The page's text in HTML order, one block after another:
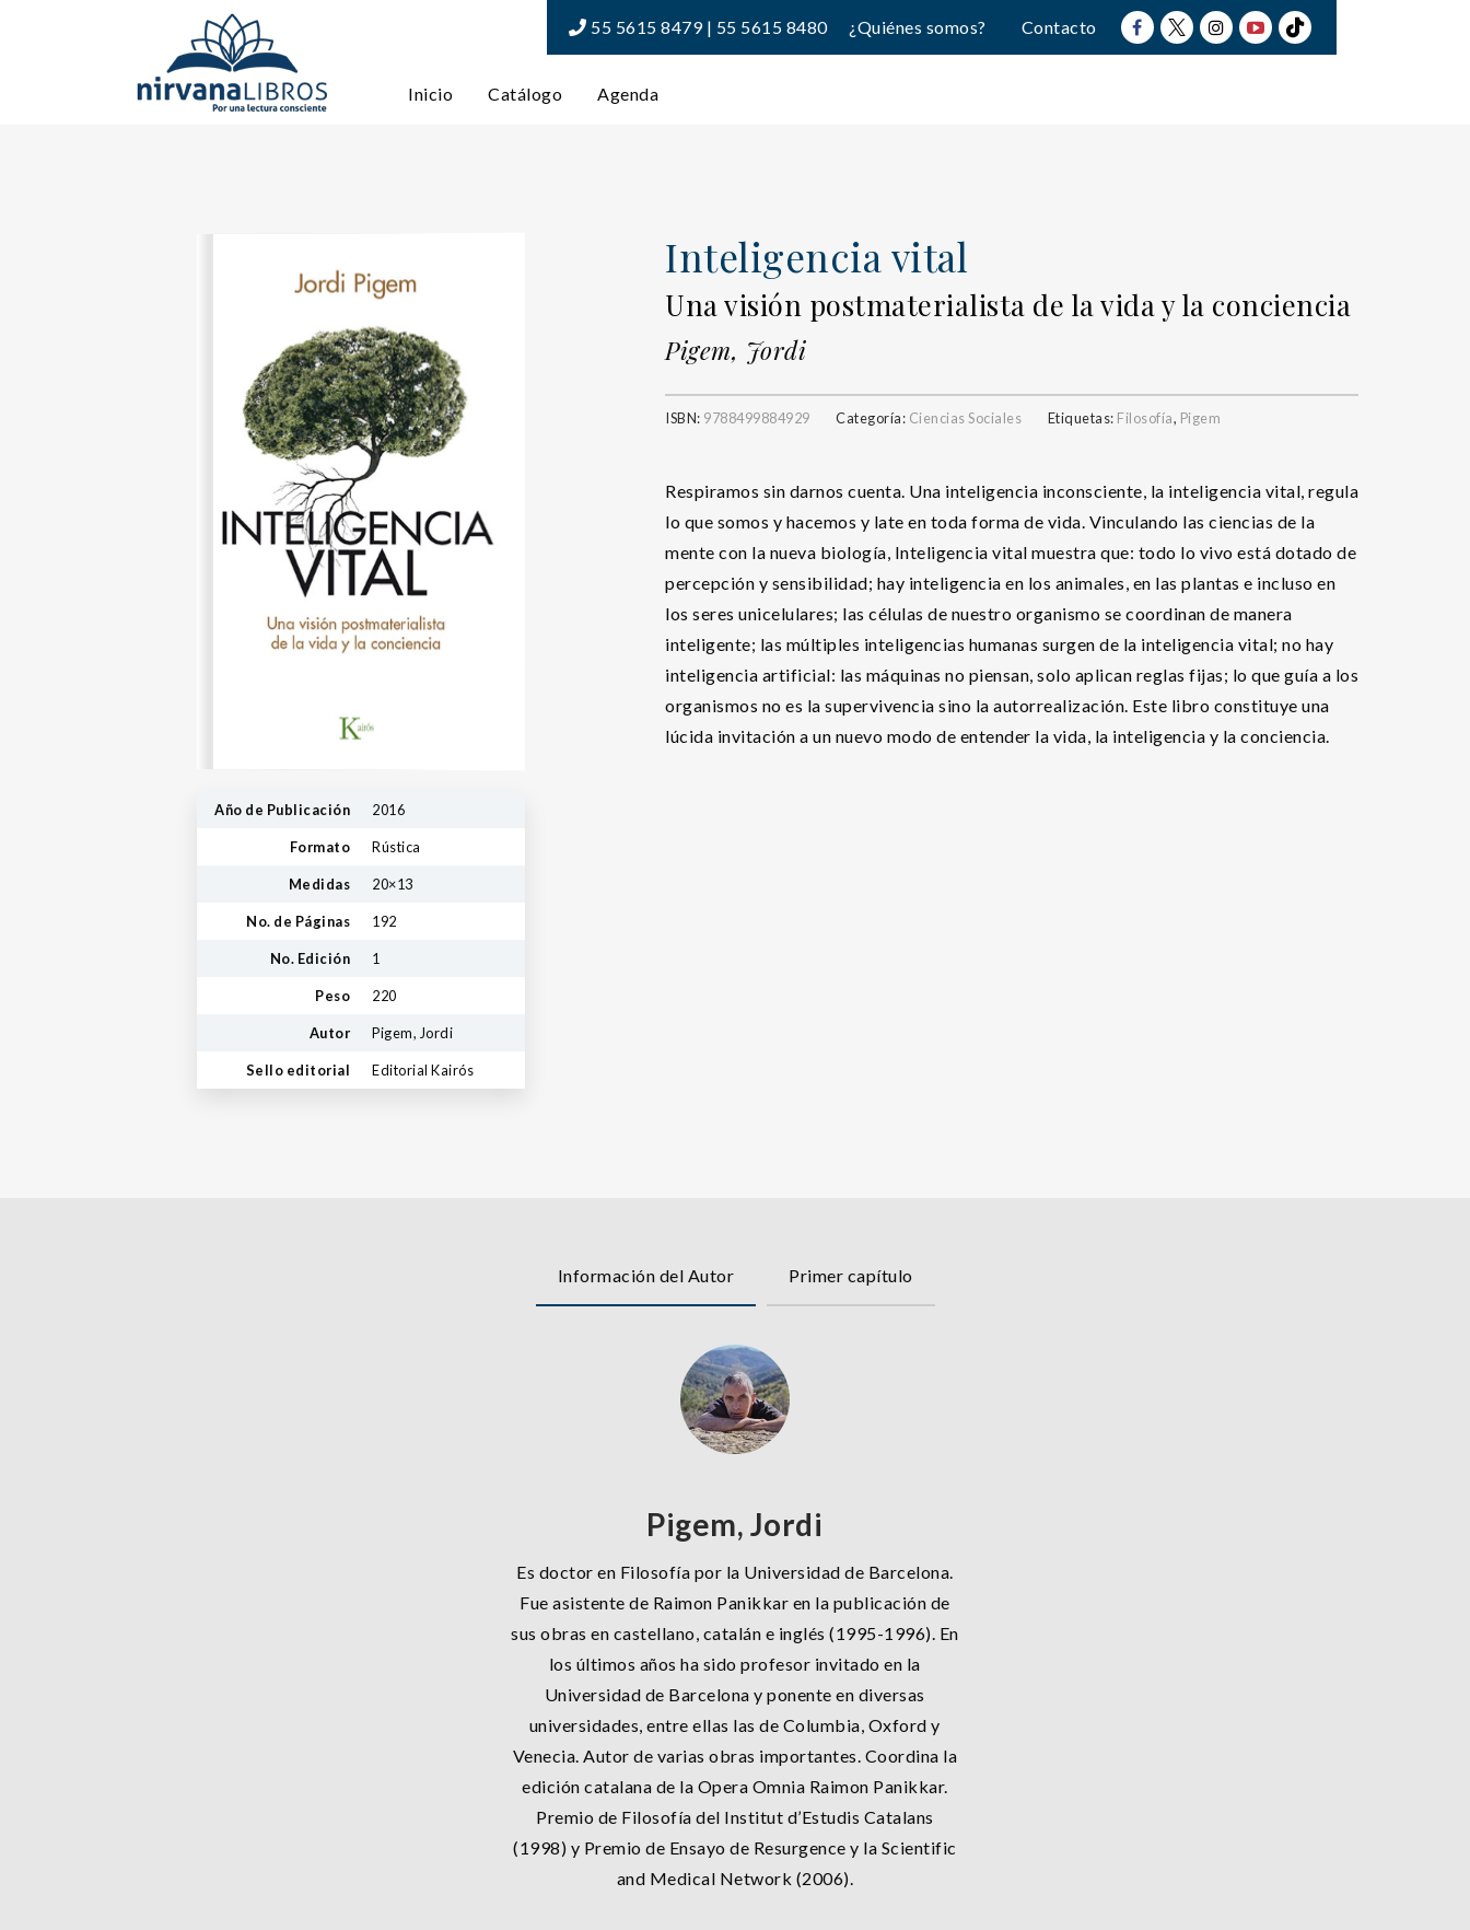
55 5615 8479 | 55 5615 8480 ¿Quiénes somos? Contacto
Inicio Catálogo Agenda
Año de Publicación 2016
Formato Rústica
Medidas 20×13
No. de Páginas 192
No. Edición 1
Peso 220
Autor Pigem, Jordi
Sello editorial Editorial Kairós
Inteligencia vital
Una visión postmaterialista de la vida y la conciencia
Pigem, Jordi
ISBN: 9788499884929 Categoría: Ciencias Sociales Etiquetas: Filosofía, Pigem
Respiramos sin darnos cuenta. Una inteligencia inconsciente, la inteligencia vital, regula
lo que somos y hacemos y late en toda forma de vida. Vinculando las ciencias de la
mente con la nueva biología, Inteligencia vital muestra que: todo lo vivo está dotado de
percepción y sensibilidad; hay inteligencia en los animales, en las plantas e incluso en
los seres unicelulares; las células de nuestro organismo se coordinan de manera
inteligente; las múltiples inteligencias humanas surgen de la inteligencia vital; no hay
inteligencia artificial: las máquinas no piensan, solo aplican reglas fijas; lo que guía a los
organismos no es la supervivencia sino la autorrealización. Este libro constituye una
lúcida invitación a un nuevo modo de entender la vida, la inteligencia y la conciencia.
Información del Autor Primer capítulo
Pigem, Jordi
Es doctor en Filosofía por la Universidad de Barcelona.
Fue asistente de Raimon Panikkar en la publicación de
sus obras en castellano, catalán e inglés (1995-1996). En
los últimos años ha sido profesor invitado en la
Universidad de Barcelona y ponente en diversas
universidades, entre ellas las de Columbia, Oxford y
Venecia. Autor de varias obras importantes. Coordina la
edición catalana de la Opera Omnia Raimon Panikkar.
Premio de Filosofía del Institut d’Estudis Catalans
(1998) y Premio de Ensayo de Resurgence y la Scientific
and Medical Network (2006).